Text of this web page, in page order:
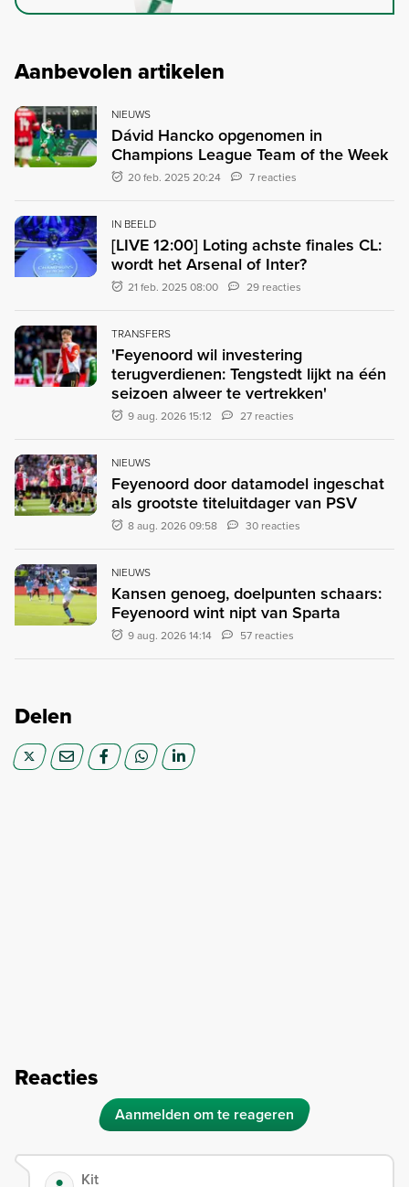
Aanbevolen artikelen
NIEUWS
Dávid Hancko opgenomen in
Champions League Team of the Week
20 feb. 2025 20:24 7 reacties
IN BEELD
[LIVE 12:00] Loting achste finales CL:
wordt het Arsenal of Inter?
21 feb. 2025 08:00 29 reacties
TRANSFERS
'Feyenoord wil investering
terugverdienen: Tengstedt lijkt na één
seizoen alweer te vertrekken'
9 aug. 2026 15:12 27 reacties
NIEUWS
Feyenoord door datamodel ingeschat
als grootste titeluitdager van PSV
8 aug. 2026 09:58 30 reacties
NIEUWS
Kansen genoeg, doelpunten schaars:
Feyenoord wint nipt van Sparta
9 aug. 2026 14:14 57 reacties
Delen
Reacties
Aanmelden om te reageren
Kit